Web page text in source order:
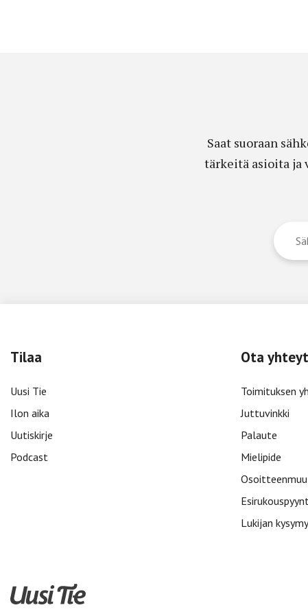
Saat suoraan
tärkeitä asioita ja
Tilaa
Uusi Tie
Ilon aika
Uutiskirje
Podcast
Ota
Toimituksen
Juttuvinkki
Palaute
Mielipide
Lukijan